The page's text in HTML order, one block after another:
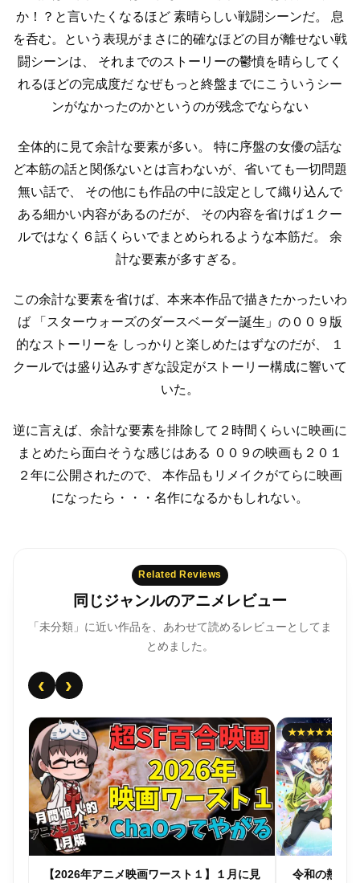
か！？と言いたくなるほど 素晴らしい戦闘シーンだ。
息
を呑む。という表現がまさに的確なほどの目が離せない戦
闘シーンは、
それまでのストーリーの鬱憤を晴らしてく
れるほどの完成度だ なぜもっと終盤までにこういうシー
ンがなかったのかというのが残念でならない
全体的に見て余計な要素が多い。
特に序盤の女優の話な
ど本筋の話と関係ないとは言わないが、省いても一切問題
無い話で、
その他にも作品の中に設定として織り込んで
ある細かい内容があるのだが、
その内容を省けば１クー
ルではなく６話くらいでまとめられるような本筋だ。
余
計な要素が多すぎる。
この余計な要素を省けば、本来本作品で描きたかったいわ
ば 「スターウォーズのダースベーダー誕生」の００９版
的なストーリーを しっかりと楽しめたはずなのだが、
１
クールでは盛り込みすぎな設定がストーリー構成に響いて
いた。
逆に言えば、余計な要素を排除して２時間くらいに映画に
まとめたら面白そうな感じはある ００９の映画も２０１
２年に公開されたので、
本作品もリメイクがてらに映画
になったら・・・名作になるかもしれない。
Related Reviews
同じジャンルのアニメレビュー
「未分類」に近い作品を、あわせて読めるレビューとしてま
とめました。
‹ ›
【2026年アニメ映画ワースト１】１月に見
★★★★★
令和の熱血